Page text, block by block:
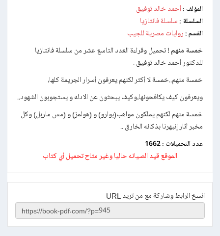
المؤلف : أحمد خالد توفيق
السلسلة : سلسلة فانتازيا
القسم : روايات مصرية للجيب
خمسة منهم ! تحميل وقراءة العدد التاسع عشر من سلسلة فانتازيا
للدكتور أحمد خالد توفيق .
خمسة منهم..خمسة لا أكثر لكنهم يعرفون أسرار الجريمة كلها،
ويعرفون كيف يكافحونها،وكيف يبحثون عن الادله و يستجوبون الشهود..
خمسة منهم لكنهم يملكون مواهب(بوارو) و (هولمز) و (مس ماربل) وكل
مخبر أثار إنبهرنا بذكائه الخارق ..
عدد التحميلات : 1662
الموقع قيد الصيانه حاليا وغير متاح تحميل أي كتاب
انسخ الرابط وشاركة مع من تريد URL